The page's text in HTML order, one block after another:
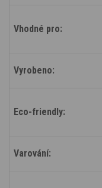
Vhodné pro:
Vyrobeno:
Eco-friendly:
Varování: